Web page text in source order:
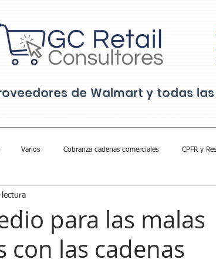
de Walmart y todas
Varios Cobranza cadenas comerciales CPFR y
para las malas
con las cadenas